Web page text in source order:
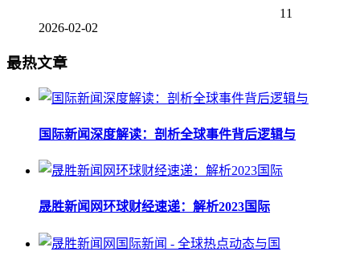
11
2026-02-02
最热文章
国际新闻深度解读：剖析全球事件背后逻辑与
晟胜新闻网环球财经速递：解析2023国际